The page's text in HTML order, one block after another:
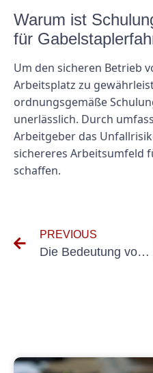
Warum ist
für
Um den sicheren Betrieb
Arbeitsplatz zu
ordnungsgemäße
unerlässlich. Durch
Arbeitgeber das
sichereres Arbeitsumfeld
schaffen.
PREVIOUS
Die Bedeutung von Befundscheinen für elektrische Anlagen in Gebäuden verstehen